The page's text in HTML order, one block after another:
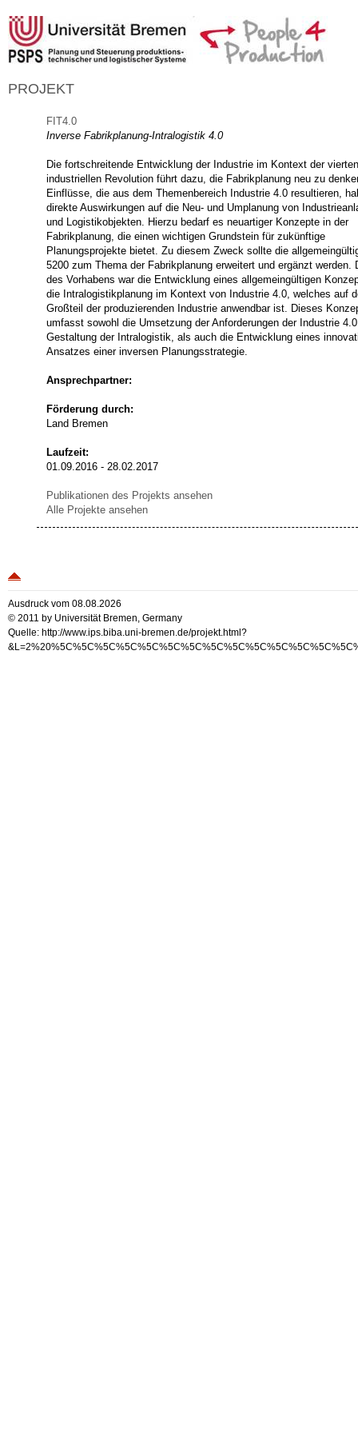
PROJEKT
FIT4.0
Inverse Fabrikplanung-Intralogistik 4.0
Die fortschreitende Entwicklung der Industrie im Kontext der vierten
industriellen Revolution führt dazu, die Fabrikplanung neu zu
Einflüsse, die aus dem Themenbereich Industrie 4.0 resultieren,
direkte Auswirkungen auf die Neu- und Umplanung von
und Logistikobjekten. Hierzu bedarf es neuartiger Konzepte in der
Fabrikplanung, die einen wichtigen Grundstein für zukünftige
Planungsprojekte bietet. Zu diesem Zweck sollte die
5200 zum Thema der Fabrikplanung erweitert und ergänzt werden.
des Vorhabens war die Entwicklung eines allgemeingültigen
die Intralogistikplanung im Kontext von Industrie 4.0, welches auf
Großteil der produzierenden Industrie anwendbar ist. Dieses
umfasst sowohl die Umsetzung der Anforderungen der Industrie
Gestaltung der Intralogistik, als auch die Entwicklung eines
Ansatzes einer inversen Planungsstrategie.
Ansprechpartner:
Förderung durch:
Land Bremen
Laufzeit:
01.09.2016 - 28.02.2017
Publikationen des Projekts ansehen
Alle Projekte ansehen
Ausdruck vom 08.08.2026
© 2011 by Universität Bremen, Germany
Quelle: http://www.ips.biba.uni-bremen.de/projekt.html?